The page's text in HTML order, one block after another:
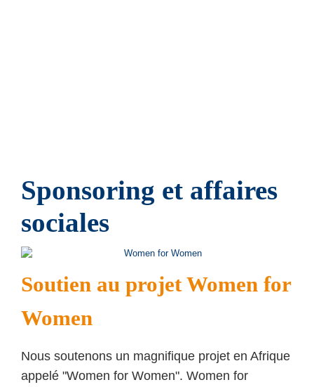
Sponsoring et affaires
sociales
Soutien au projet Women for
Women
Nous soutenons un magnifique projet en Afrique
appelé "Women for Women". Women for